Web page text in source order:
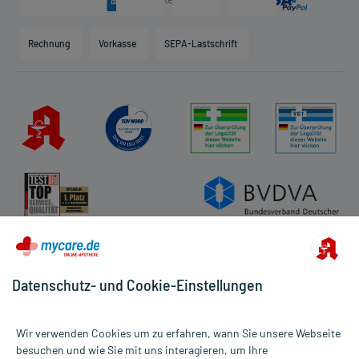
Direktabrechnung PKV
Impressum
Datenschutz
Cookie-Einstellungen
Rückgabe/Widerruf
Rechnung Vorkasse SEPA-Lastschrift
Datenschutz- und Cookie-Einstellungen
Wir verwenden Cookies um zu erfahren, wann Sie unsere Webseite
besuchen und wie Sie mit uns interagieren, um Ihre